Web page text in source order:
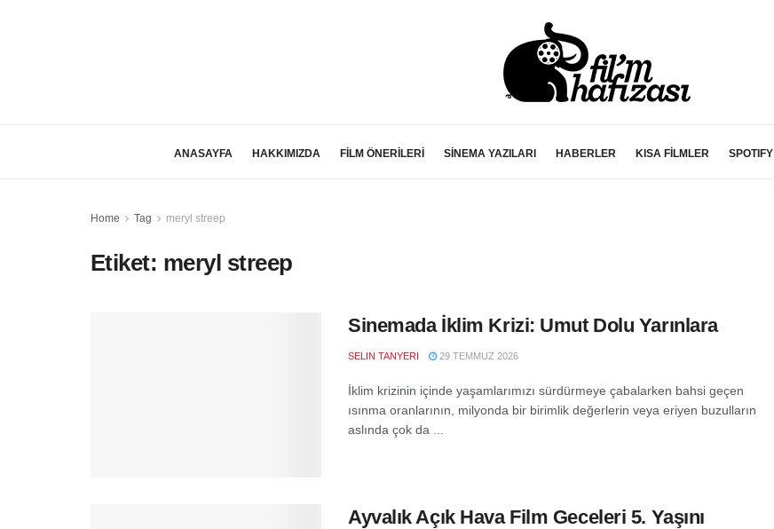
ANASAYFA HAKKIMIZDA FİLM ÖNERİLERİ SİNEMA YAZILARI HABERLER KISA FİLMLER SPOTIFY
Home Tag meryl streep
Etiket: meryl streep
Sinemada İklim Krizi: Umut Dolu Yarınlara
SELIN TANYERI 29 TEMMUZ 2026
İklim krizinin içinde yaşamlarımızı sürdürmeye çabalarken bahsi geçen
ısınma oranlarının, milyonda bir birimlik değerlerin veya eriyen buzulların
aslında çok da ...
Ayvalık Açık Hava Film Geceleri 5. Yaşını